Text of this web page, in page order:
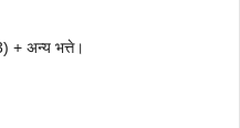
+ अन्य भत्ते।